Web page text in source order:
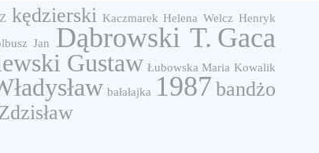
kędzierski Kaczmarek Helena Welcz Henryk
Jan Dąbrowski T. Gaca
Gustaw Łubowska Maria Kowalik
bałałajka 1987 bandżo